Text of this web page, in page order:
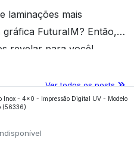
laminações mais
FuturaIM? Então,
revelar para você!
Ver todos os posts
- 4x0 - Impressão Digital UV - Modelo
(56336)